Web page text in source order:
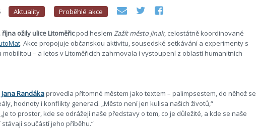
Aktuality Proběhlé akce
října ožily ulice Litoměřicpod heslem Zažít město jinak, celostátně koordinované
. Akce propojuje občanskou aktivitu, sousedské setkávání a experimenty s
mobilitou – a letos v Litoměřicích zahrnovala i vystoupení z oblasti humanitních
Jana Randákaprovedla přítomné městem jako textem – palimpsestem, do něhož se
hodnoty i konflikty generací. „Město není jen kulisa našich životů,“
to prostor, kde se odrážejí naše představy o tom, co je důležité, a kde se naše
součástí jeho příběhu.“